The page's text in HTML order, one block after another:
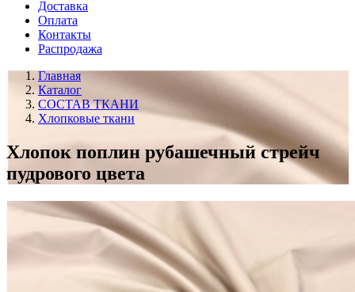
Доставка
Оплата
Контакты
Распродажа
Главная
Каталог
СОСТАВ ТКАНИ
Хлопковые ткани
Хлопок поплин рубашечный стрейч
пудрового цвета